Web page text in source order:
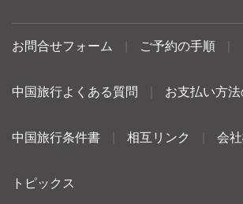
お問合せフォーム ご予約の手順
中国旅行よくある質問 お支払い方
中国旅行条件書 相互リンク 会
トピックス